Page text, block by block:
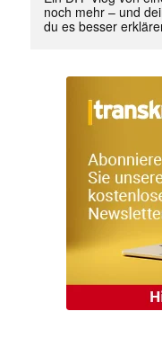
noch mehr – und
du es besser